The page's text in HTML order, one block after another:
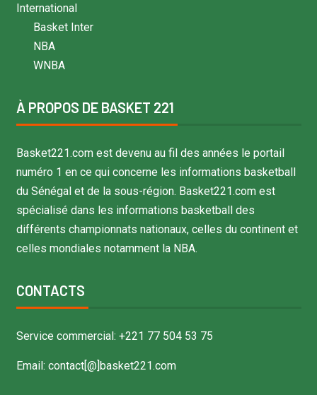
International
Basket Inter
NBA
WNBA
À PROPOS DE BASKET 221
Basket221.com est devenu au fil des années le portail
numéro 1 en ce qui concerne les informations basketball
du Sénégal et de la sous-région. Basket221.com est
spécialisé dans les informations basketball des
différents championnats nationaux, celles du continent et
celles mondiales notamment la NBA.
CONTACTS
Service commercial: +221 77 504 53 75
Email: contact[@]basket221.com